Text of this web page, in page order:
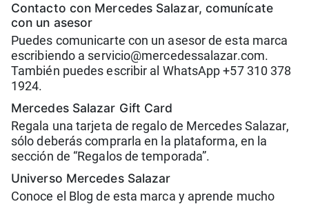
Contacto con Mercedes Salazar, comunícate
con un asesor
Puedes comunicarte con un asesor de esta marca
escribiendo a servicio@mercedessalazar.com.
También puedes escribir al WhatsApp +57 310 378
1924.
Mercedes Salazar Gift Card
Regala una tarjeta de regalo de Mercedes Salazar,
sólo deberás comprarla en la plataforma, en la
sección de “Regalos de temporada”.
Universo Mercedes Salazar
Conoce el Blog de esta marca y aprende mucho